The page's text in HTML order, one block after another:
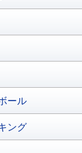
ール
ング